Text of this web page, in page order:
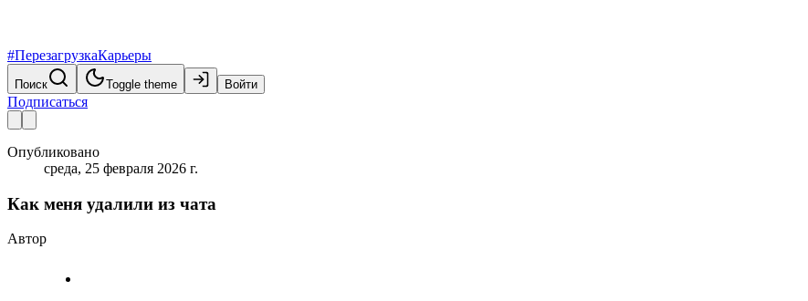
#ПерезагрузкаКарьеры
Поиск Toggle theme Войти
Подписаться
Опубликовано
среда, 25 февраля 2026 г.
Как меня удалили из чата
Автор